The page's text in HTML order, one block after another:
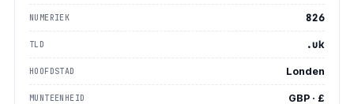
NUMERIEK 826
TLD .uk
HOOFDSTAD Londen
MUNTEENHEID GBP · £